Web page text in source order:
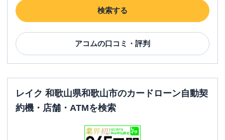
検索する
アコムの口コミ・評判
レイク 和歌山県和歌山市のカードローン自動契
約機・店舗・ATMを検索